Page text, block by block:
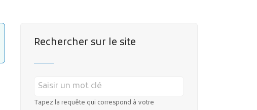
Rechercher sur le site
Tapez la requête qui correspond à votre